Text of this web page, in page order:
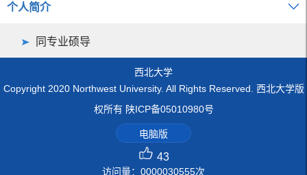
个人简介
同专业硕导
西北大学
Copyright 2020 Northwest University. All Rights Reserved. 西北大学版
权所有 陕ICP备05010980号
电脑版
43
访问量： 0000030555次